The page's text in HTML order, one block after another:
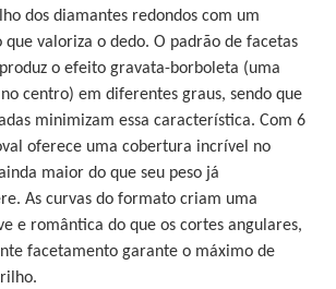
dos diamantes redondos com um
valoriza o dedo. O padrão de facetas
o efeito gravata-borboleta (uma
centro) em diferentes graus, sendo que
minimizam essa característica. Com 6
oferece uma cobertura incrível no
maior do que seu peso já
As curvas do formato criam uma
e romântica do que os cortes angulares,
facetamento garante o máximo de